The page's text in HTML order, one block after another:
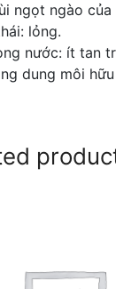
ngọt ngào
lỏng.
nước: ít tan
dung môi